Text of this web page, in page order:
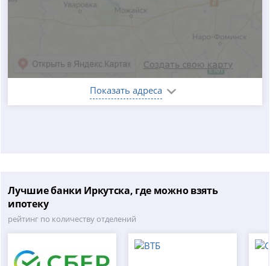
Показать адреса
Лучшие банки Иркутска, где можно взять
ипотеку
рейтинг по количеству отделений